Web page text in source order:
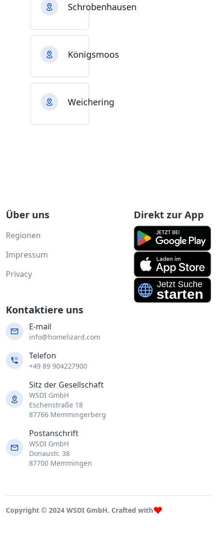
Schrobenhausen
Königsmoos
Weichering
Über uns
Regionen
Impressum
Privacy
Direkt zur App
Kontaktiere uns
E-mail
info@homelizard.com
Telefon
+49 89 904227900
Sitz der Gesellschaft
WSDI GmbH
Eschenstraße 18
87766 Memmingerberg
Postanschrift
WSDI GmbH
Donaustr. 38
87700 Memmingen
Copyright © 2024 WSDI GmbH. Crafted with